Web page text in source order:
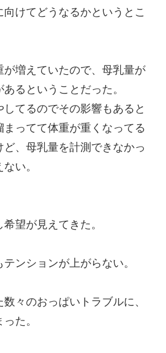
けてどうなるかというとこ
が増えていたので、母乳量が
るということだった。
てるのでその影響もあると
ってて体重が重くなってる
、母乳量を計測できなかっ
い。
望が見えてきた。
ンションが上がらない。
々のおっぱいトラブルに、
た。